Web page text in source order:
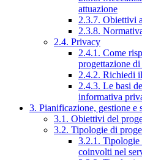
attuazione
2.3.7. Obiettivi
2.3.8.
2.4. Privacy
2.4.1. Come
progettazione
2.4.2. Richiedi
2.4.3. Le basi
informativa
3. Pianificazione, gestione e
3.1. Obiettivi del
3.2. Tipologie di
3.2.1. Tipologie
coinvolti nel